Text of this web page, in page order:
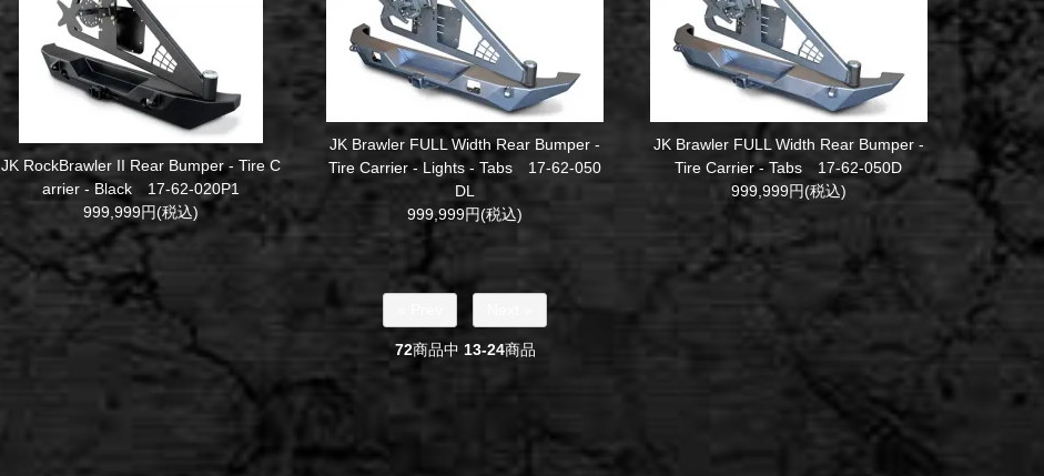
JK RockBrawler II Rear Bumper - Tire C
arrier - Black 17-62-020P1
999,999円(税込)
JK Brawler FULL Width Rear Bumper -
Tire Carrier - Lights - Tabs 17-62-050
DL
999,999円(税込)
JK Brawler FULL Width Rear Bumper -
Tire Carrier - Tabs 17-62-050D
999,999円(税込)
72商品中 13-24商品